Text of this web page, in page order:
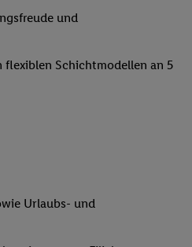
und
Schichtmodellen an 5
Urlaubs- und